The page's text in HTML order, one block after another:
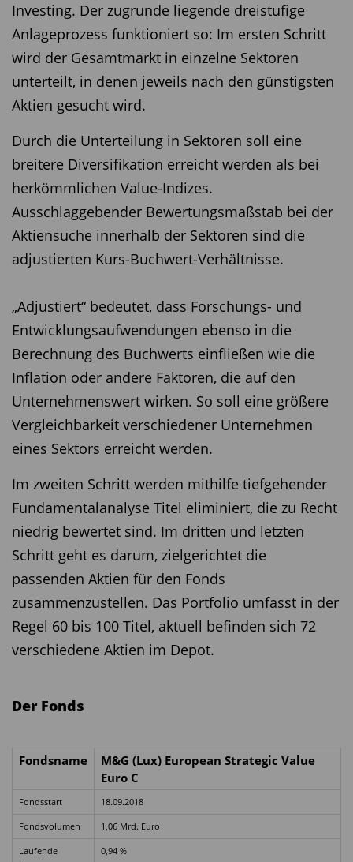
Investing. Der zugrunde liegende dreistufige
Anlageprozess funktioniert so: Im ersten Schritt
wird der Gesamtmarkt in einzelne Sektoren
unterteilt, in denen jeweils nach den günstigsten
Aktien gesucht wird.
Durch die Unterteilung in Sektoren soll eine
breitere Diversifikation erreicht werden als bei
herkömmlichen Value-Indizes.
Ausschlaggebender Bewertungsmaßstab bei der
Aktiensuche innerhalb der Sektoren sind die
adjustierten Kurs-Buchwert-Verhältnisse.
„Adjustiert“ bedeutet, dass Forschungs- und
Entwicklungsaufwendungen ebenso in die
Berechnung des Buchwerts einfließen wie die
Inflation oder andere Faktoren, die auf den
Unternehmenswert wirken. So soll eine größere
Vergleichbarkeit verschiedener Unternehmen
eines Sektors erreicht werden.
Im zweiten Schritt werden mithilfe tiefgehender
Fundamentalanalyse Titel eliminiert, die zu Recht
niedrig bewertet sind. Im dritten und letzten
Schritt geht es darum, zielgerichtet die
passenden Aktien für den Fonds
zusammenzustellen. Das Portfolio umfasst in der
Regel 60 bis 100 Titel, aktuell befinden sich 72
verschiedene Aktien im Depot.
Der Fonds
Fondsname
M&G (Lux) European Strategic Value
Euro C
Fondsstart 18.09.2018
Fondsvolumen 1,06 Mrd. Euro
Laufende
0,94 %